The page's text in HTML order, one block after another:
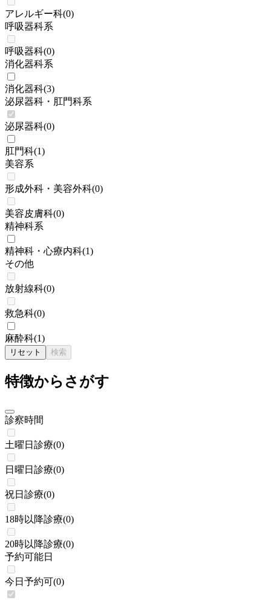
アレルギー科(0)
呼吸器科系
呼吸器科(0)
消化器科系
消化器科(3)
泌尿器科・肛門科系
泌尿器科(0)
肛門科(1)
美容系
形成外科・美容外科(0)
美容皮膚科(0)
精神科系
精神科・心療内科(1)
その他
放射線科(0)
救急科(0)
麻酔科(1)
リセット 検索
特徴からさがす
診察時間
土曜日診療(0)
日曜日診療(0)
祝日診療(0)
18時以降診療(0)
20時以降診療(0)
予約可能日
今日予約可(0)